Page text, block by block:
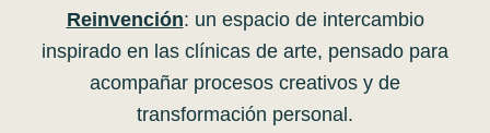
Reinvención: un espacio de intercambio
inspirado en las clínicas de arte, pensado para
acompañar procesos creativos y de
transformación personal.